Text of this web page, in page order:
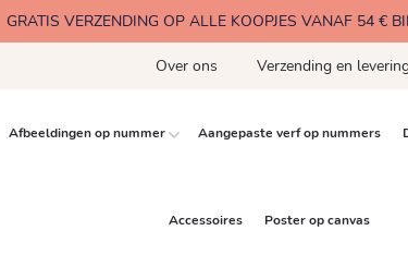
GRATIS VERZENDING OP ALLE KOOPJES VANAF 54 €
Over ons Verzending en
Afbeeldingen op nummer Aangepaste verf op nummers
Accessoires Poster op canvas